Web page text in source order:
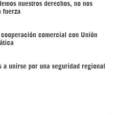
nuestros derechos, no nos
fuerza
cooperación comercial con Unión
a unirse por una seguridad regional